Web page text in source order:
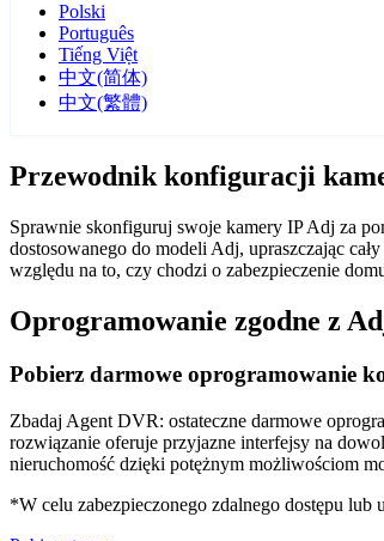
Polski
Português
Tiếng Việt
中文(简体)
中文(繁體)
Przewodnik konfiguracji
Sprawnie skonfiguruj swoje kamery IP Adj za
dostosowanego do modeli Adj, upraszczając
względu na to, czy chodzi o zabezpieczenie
Oprogramowanie zgodne z
Pobierz darmowe oprogramowanie
Zbadaj Agent DVR: ostateczne darmowe
rozwiązanie oferuje przyjazne interfejsy na
nieruchomość dzięki potężnym możliwościom
*W celu zabezpieczonego zdalnego dostępu lub